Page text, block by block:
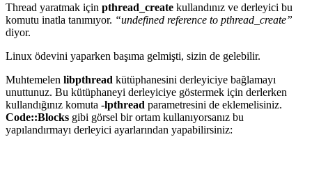
Thread yaratmak için pthread_create kullandınız ve derleyici bu
komutu inatla tanımıyor. “undefined reference to pthread_create”
diyor.
Linux ödevini yaparken başıma gelmişti, sizin de gelebilir.
Muhtemelen libpthread kütüphanesini derleyiciye bağlamayı
unuttunuz. Bu kütüphaneyi derleyiciye göstermek için derlerken
kullandığınız komuta -lpthread parametresini de eklemelisiniz.
Code::Blocks gibi görsel bir ortam kullanıyorsanız bu
yapılandırmayı derleyici ayarlarından yapabilirsiniz: